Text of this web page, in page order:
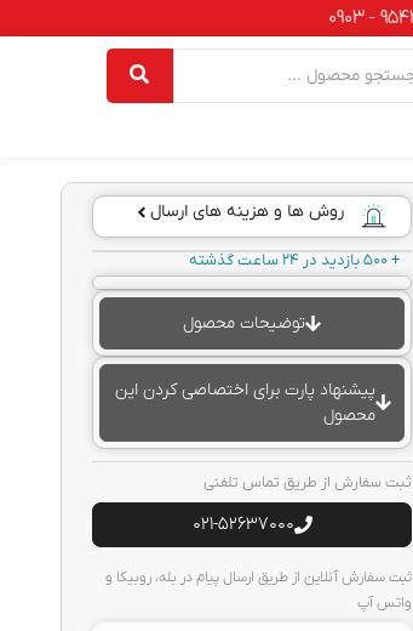
روش ها و هزینه های ارسال
+ 500 بازدید در 24 ساعت گذشته
توضیحات محصول
پیشنهاد پارت برای اختصاصی کردن این
محصول
ثبت سفارش از طریق تماس تلفنی
021-52637000
ثبت سفارش آنلاین از طریق ارسال پیام در بله، روبیکا و
واتس آپ